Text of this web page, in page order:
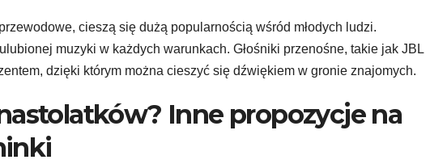
cieszą się dużą popularnością wśród młodych ludzi.
muzyki w każdych warunkach. Głośniki przenośne, takie jak JBL
dzięki którym można cieszyć się dźwiękiem w gronie znajomych.
Inne propozycje na